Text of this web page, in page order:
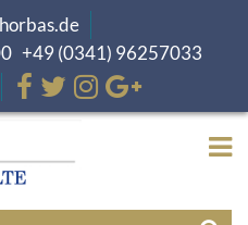
+49 (0341) 96257033